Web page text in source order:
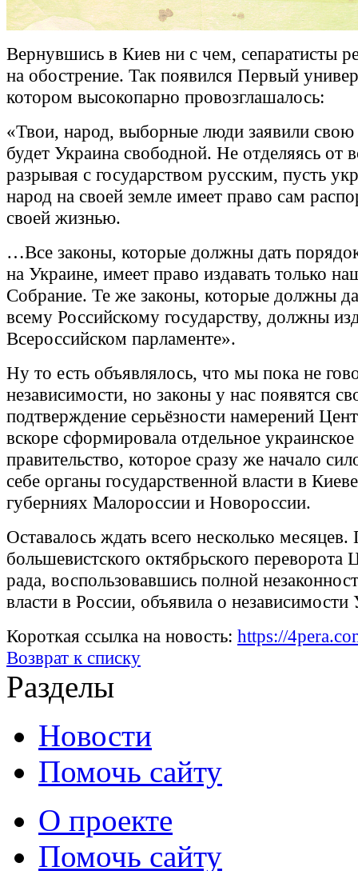
Вернувшись в Киев ни с чем, сепаратисты
на обострение. Так появился Первый
котором высокопарно провозглашалось:
«Твои, народ, выборные люди заявили
будет Украина свободной. Не отделяясь от
разрывая с государством русским, пусть
народ на своей земле имеет право сам
своей жизнью.
…Все законы, которые должны дать
на Украине, имеет право издавать только
Собрание. Те же законы, которые должны
всему Российскому государству, должны
Всероссийском парламенте».
Ну то есть объявлялось, что мы пока не
независимости, но законы у нас появятся
подтверждение серьёзности намерений
вскоре сформировала отдельное украинское
правительство, которое сразу же начало
себе органы государственной власти в
губерниях Малороссии и Новороссии.
Оставалось ждать всего несколько месяцев.
большевистского октябрьского переворота
рада, воспользовавшись полной
власти в России, объявила о
Короткая ссылка на новость: https://
Возврат к списку
Разделы
Новости
Помочь сайту
О проекте
Помочь сайту